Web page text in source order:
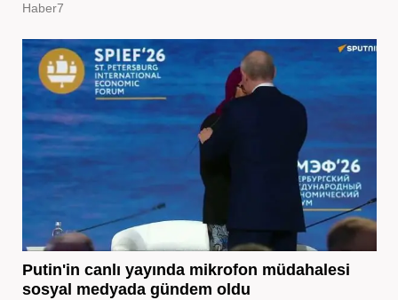
Haber7
Putin'in canlı yayında mikrofon müdahalesi
sosyal medyada gündem oldu